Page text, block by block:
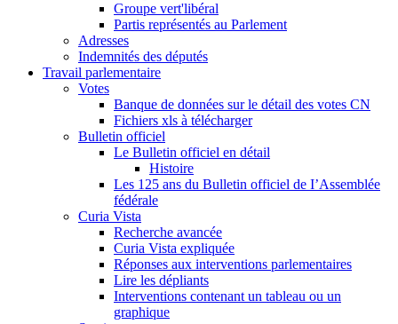
Groupe vert'libéral
Partis représentés au Parlement
Adresses
Indemnités des députés
Travail parlementaire
Votes
Banque de données sur le détail des votes CN
Fichiers xls à télécharger
Bulletin officiel
Le Bulletin officiel en détail
Histoire
Les 125 ans du Bulletin officiel de I’Assemblée
fédérale
Curia Vista
Recherche avancée
Curia Vista expliquée
Réponses aux interventions parlementaires
Lire les dépliants
Interventions contenant un tableau ou un
graphique